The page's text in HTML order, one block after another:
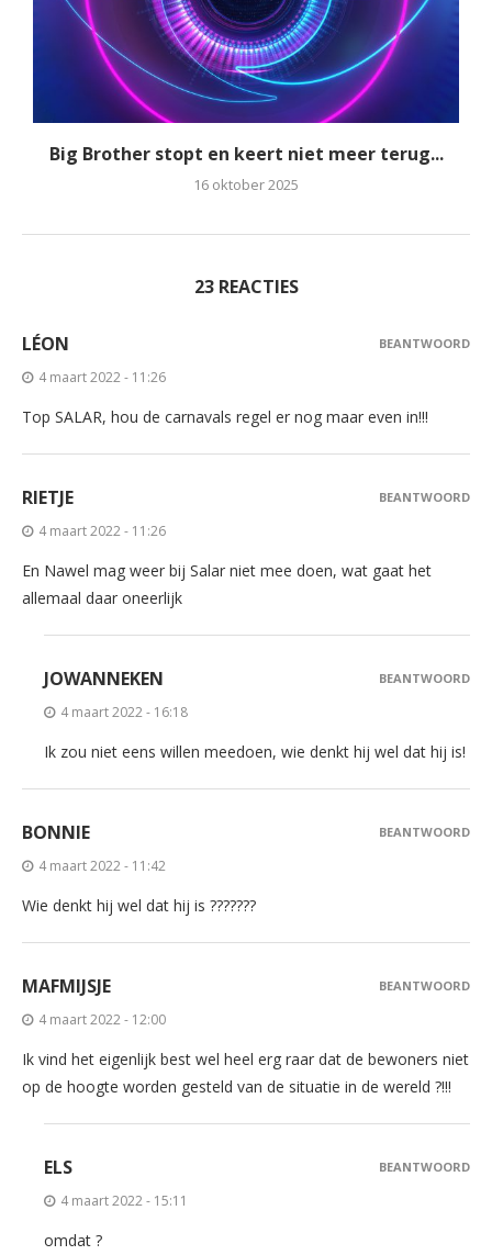
Big Brother stopt en keert niet meer terug...
16 oktober 2025
23 REACTIES
LÉON
4 maart 2022 - 11:26
Top SALAR, hou de carnavals regel er nog maar even in!!!
BEANTWOORD
RIETJE
4 maart 2022 - 11:26
En Nawel mag weer bij Salar niet mee doen, wat gaat het
allemaal daar oneerlijk
BEANTWOORD
JOWANNEKEN
4 maart 2022 - 16:18
Ik zou niet eens willen meedoen, wie denkt hij wel dat hij is!
BEANTWOORD
BONNIE
4 maart 2022 - 11:42
Wie denkt hij wel dat hij is ???????
BEANTWOORD
MAFMIJSJE
4 maart 2022 - 12:00
Ik vind het eigenlijk best wel heel erg raar dat de bewoners niet
op de hoogte worden gesteld van de situatie in de wereld ?!!!
BEANTWOORD
ELS
4 maart 2022 - 15:11
omdat ?
BEANTWOORD